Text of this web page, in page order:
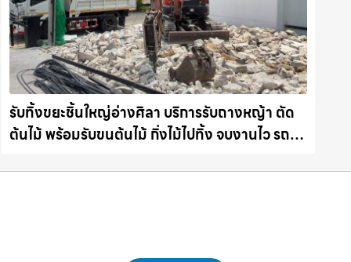
รับทิ้งขยะชิ้นใหญ่อ่างศิลา บริการรับถางหญ้า ตัด
ต้นไม้ พร้อมรับขนต้นไม้ กิ่งไม้ไปทิ้ง จบงานไว รถ